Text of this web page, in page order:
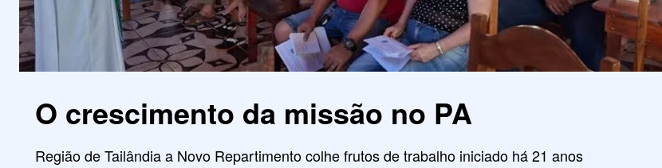
O crescimento da missão no PA
Região de Tailândia a Novo Repartimento colhe frutos de trabalho iniciado há 21 anos